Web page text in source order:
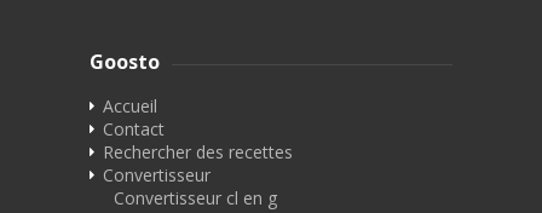
Goosto
Accueil
Contact
Rechercher des recettes
Convertisseur
Convertisseur cl en g